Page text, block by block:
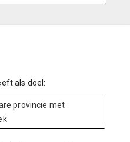
als doel:
provincie met